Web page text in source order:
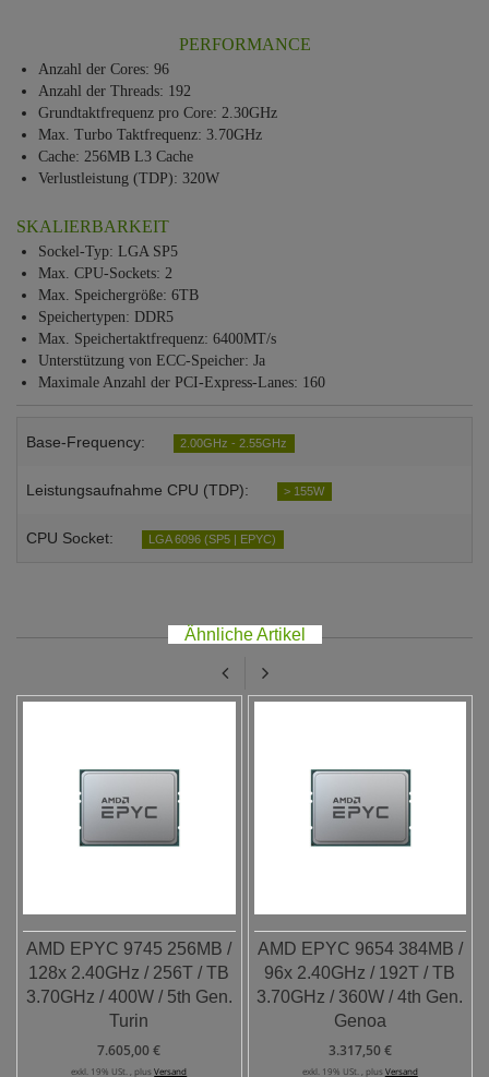
PERFORMANCE
Anzahl der Cores: 96
Anzahl der Threads: 192
Grundtaktfrequenz pro Core: 2.30GHz
Max. Turbo Taktfrequenz: 3.70GHz
Cache: 256MB L3 Cache
Verlustleistung (TDP): 320W
SKALIERBARKEIT
Sockel-Typ: LGA SP5
Max. CPU-Sockets: 2
Max. Speichergröße: 6TB
Speichertypen: DDR5
Max. Speichertaktfrequenz: 6400MT/s
Unterstützung von ECC-Speicher: Ja
Maximale Anzahl der PCI-Express-Lanes: 160
Base-Frequency: 2.00GHz - 2.55GHz
Leistungsaufnahme CPU (TDP): > 155W
CPU Socket: LGA 6096 (SP5 | EPYC)
Ähnliche Artikel
AMD EPYC 9745 256MB /
128x 2.40GHz / 256T / TB
3.70GHz / 400W / 5th Gen.
Turin
7.605,00 €
exkl. 19% USt. , plusVersand
AMD EPYC 9654 384MB /
96x 2.40GHz / 192T / TB
3.70GHz / 360W / 4th Gen.
Genoa
3.317,50 €
exkl. 19% USt. , plus Versand